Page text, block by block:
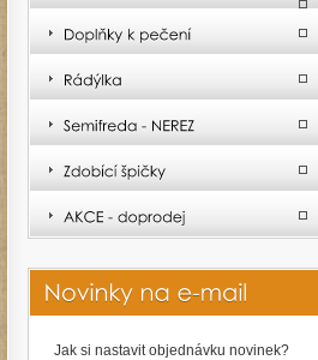
Jak si nastavit objednávku novinek?